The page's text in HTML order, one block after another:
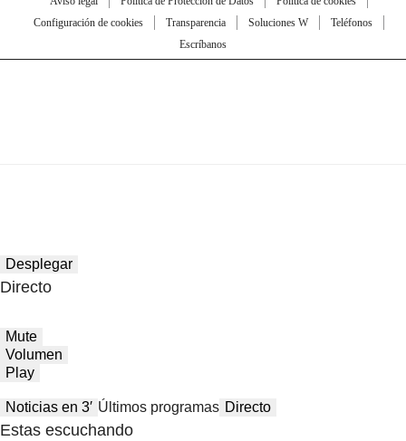
Configuración de cookies
Transparencia Soluciones W
Teléfonos
Escríbanos
Desplegar
Directo
Mute
Volumen
Play
Noticias en 3′ Últimos programas Directo
Estas escuchando